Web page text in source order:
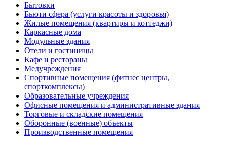
Бытовки
Бьюти сфера (услуги красоты и здоровья)
Жилые помещения (квартиры и коттеджи)
Каркасные дома
Модульные здания
Отели и гостиницы
Кафе и рестораны
Медучреждения
Спортивные помещения (фитнес центры,
спорткомплексы)
Образовательные учреждения
Офисные помещения и административные здания
Торговые и складские помещения
Оборонные (военные) объекты
Производственные помещения